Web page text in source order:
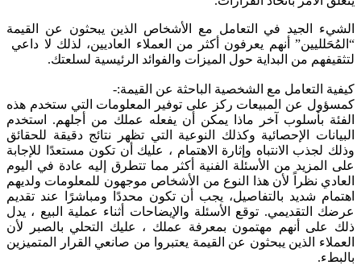
الشيء الجيد في التعامل مع الأشخاص الذين يبحثون عن القيمة
“المُحَلليين” أنهم يعرفون أكثر من العملاء العاديين، لذلك لا داعي
لتثقيفهم من البداية حول الميزات والفوائد الرئيسية لسلعتك.
كيفية التعامل مع الشخصية الباحثة عن القيمة:-
كمسؤول عن المبيعات ركز على توفير المعلومات التي ستخدم هذه
الفئة بأسلوب آخر ماذا يمكن أن يفعله عملك من أجلهم. استخدم
البيانات الإحصائية وكذلك النوعية التي تظهر نتائج دقيقة للحقائق
وذلك لجذب الانتباه وإثارة الاهتمام ، عليك
أن تكون مستعدًا للإجابة
على المزيد من الأسئلة الفنية أكثر مما تتطرق إليه عادة في اليوم
العادي نظراً لأن هذا النوع من الأشخاص موجهون للمعلومات ولديهم
اهتمام شديد بالتفاصيل، يجب أن تكون محددًا ومباشرًا عند تقديم
عرضك التقديمي. توقع الأسئلة والإيضاحات أثناء عملية البيع ، يدل
ذلك على أنهم مهتمون بمعرفة عملك ، عليك التحلي بالصبر لأن
العملاء الذين يبحثون عن القيمة يعتبروا من صانعي القرار المتميزين
بالبطء.